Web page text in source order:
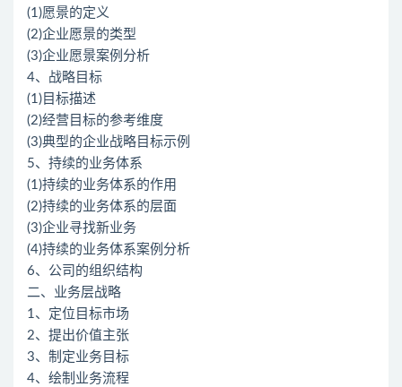
(1)愿景的定义
(2)企业愿景的类型
(3)企业愿景案例分析
4、战略目标
(1)目标描述
(2)经营目标的参考维度
(3)典型的企业战略目标示例
5、持续的业务体系
(1)持续的业务体系的作用
(2)持续的业务体系的层面
(3)企业寻找新业务
(4)持续的业务体系案例分析
6、公司的组织结构
二、业务层战略
1、定位目标市场
2、提出价值主张
3、制定业务目标
4、绘制业务流程